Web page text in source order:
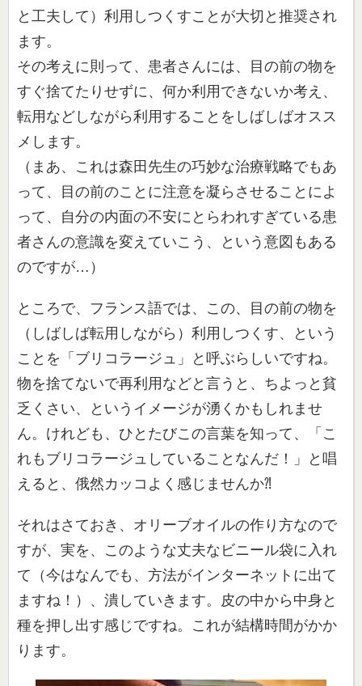
と工夫して）利用しつくすことが大切 と推奨され
ます。
その考えに則って、患者さんには、目の前の物を
すぐ捨てたりせずに、何か利用できないか考え、
転用などしながら利用することをし ばしばオスス
メします。
（まあ、これは森田先生の巧妙な治療戦略でもあ
って、目の前のこ とに注意を凝らさせることによ
って、自分の内面の不安にとらわれすぎている患
者さんの意識を変えていこう、
という意図もある
のですが…）
ところで、フランス語では、この、目の前の物を
（しばしば転用し ながら）利用しつくす、という
ことを「ブリコラージュ」
と呼ぶらしいですね。
物を捨てないで再利用などと言うと、ちよっと貧
乏くさい、という イメージが湧くかもしれませ
ん。けれども、ひとたびこの言葉を知って、「こ
れもブリコラージュしていることなんだ！」
と唱
えると、俄然カッコよく感じませんか⁈
それはさておき、オリーブオイルの作り方なので
すが、実を、このような丈夫なビニール袋に入れ
て（今はなんでも、方法がインターネットに出て
ますね！）、潰していきます。皮の中から中身と
種を押し出す感じですね。これが結構時間がかか
ります。